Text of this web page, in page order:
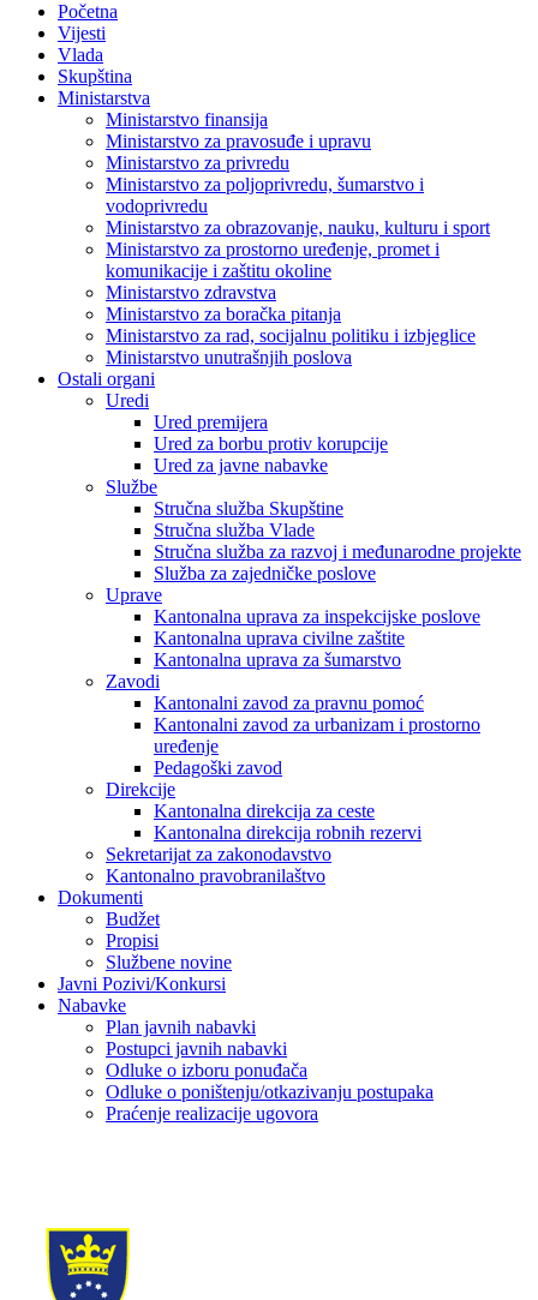
Početna
Vijesti
Vlada
Skupština
Ministarstva
Ministarstvo finansija
Ministarstvo za pravosuđe i upravu
Ministarstvo za privredu
Ministarstvo za poljoprivredu, šumarstvo i
vodoprivredu
Ministarstvo za obrazovanje, nauku, kulturu i sport
Ministarstvo za prostorno uređenje, promet i
komunikacije i zaštitu okoline
Ministarstvo zdravstva
Ministarstvo za boračka pitanja
Ministarstvo za rad, socijalnu politiku i izbjeglice
Ministarstvo unutrašnjih poslova
Ostali organi
Uredi
Ured premijera
Ured za borbu protiv korupcije
Ured za javne nabavke
Službe
Stručna služba Skupštine
Stručna služba Vlade
Stručna služba za razvoj i međunarodne projekte
Služba za zajedničke poslove
Uprave
Kantonalna uprava za inspekcijske poslove
Kantonalna uprava civilne zaštite
Kantonalna uprava za šumarstvo
Zavodi
Kantonalni zavod za pravnu pomoć
Kantonalni zavod za urbanizam i prostorno
uređenje
Pedagoški zavod
Direkcije
Kantonalna direkcija za ceste
Kantonalna direkcija robnih rezervi
Sekretarijat za zakonodavstvo
Kantonalno pravobranilaštvo
Dokumenti
Budžet
Propisi
Službene novine
Javni Pozivi/Konkursi
Nabavke
Plan javnih nabavki
Postupci javnih nabavki
Odluke o izboru ponuđača
Odluke o poništenju/otkazivanju postupaka
Praćenje realizacije ugovora